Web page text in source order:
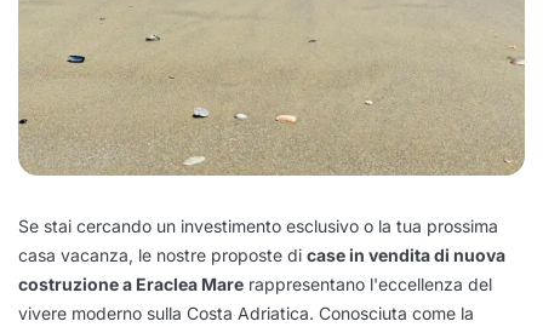
Se stai cercando un investimento esclusivo o la tua prossima
casa vacanza, le nostre proposte di case in vendita di nuova
costruzione a Eraclea Mare rappresentano l'eccellenza del
vivere moderno sulla Costa Adriatica. Conosciuta come la